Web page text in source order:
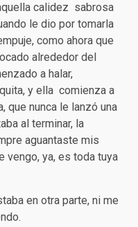
calidez sabrosa
le dio por tomarla
como ahora que
alrededor del
a halar,
y ella comienza a
que nunca le lanzó una
al terminar, la
aguantaste mis
vengo, ya, es toda tuya
en otra parte, ni me